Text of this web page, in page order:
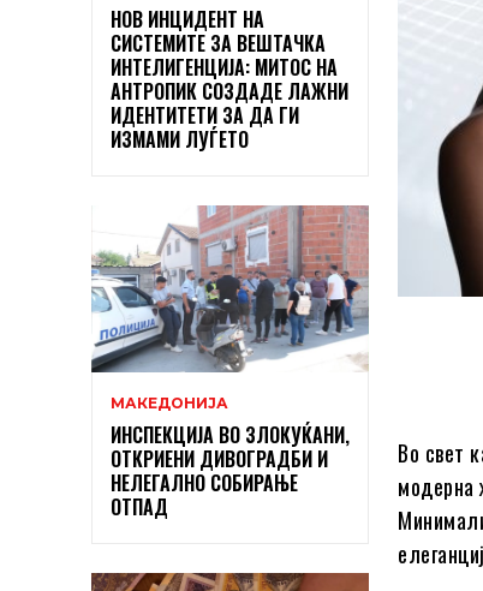
НОВ ИНЦИДЕНТ НА
СИСТЕМИТЕ ЗА ВЕШТАЧКА
ИНТЕЛИГЕНЦИЈА: МИТОС НА
АНТРОПИК СОЗДАДЕ ЛАЖНИ
ИДЕНТИТЕТИ ЗА ДА ГИ
ИЗМАМИ ЛУЃЕТО
МАКЕДОНИЈА
ИНСПЕКЦИЈА ВО ЗЛОКУЌАНИ,
ОТКРИЕНИ ДИВОГРАДБИ И
НЕЛЕГАЛНО СОБИРАЊЕ
ОТПАД
Во свет
модерна